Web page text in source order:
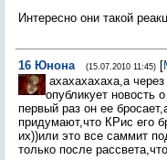
Интересно они такой
16 Юнона (15.07.2010 11:45) [
ахахахахаха,а
опубликует новость
первый раз он ее
придумают,что КРис его
их))или это все саммит
только после